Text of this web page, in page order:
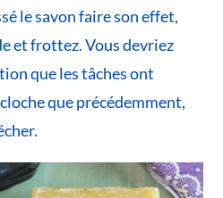
le savon faire son effet,
et frottez. Vous devriez
que les tâches ont
que précédemment,